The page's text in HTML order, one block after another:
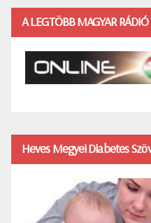
A LEGTÖBB MAGYAR
Heves Megyei Diabetes